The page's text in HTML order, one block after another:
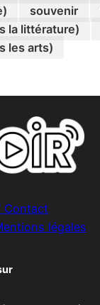
souvenir
la littérature)
les arts)
Contact
légales